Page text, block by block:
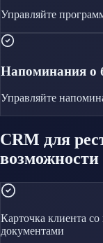
Управляйте
Напоминания о
Управляйте
CRM для
возможности
Карточка клиента
документами